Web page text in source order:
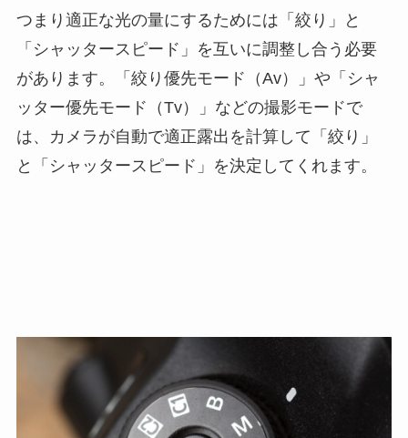
つまり適正な光の量にするためには「絞り」と
「シャッタースピード」を互いに調整し合う必要
があります。「絞り優先モード（Av）」や「シャ
ッター優先モード（Tv）」などの撮影モードで
は、カメラが自動で適正露出を計算して「絞り」
と「シャッタースピード」を決定してくれます。